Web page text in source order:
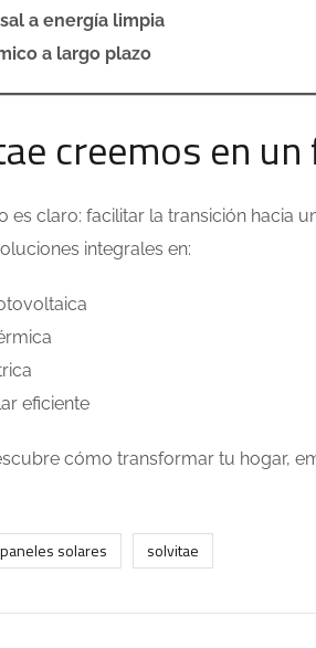
a energía limpia
a largo plazo
creemos en
es claro: facilitar la transición hacia
integrales en:
eficiente
cómo transformar tu hogar,
paneles solares solvitae